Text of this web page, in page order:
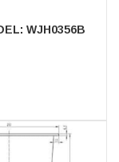
WJH0356B